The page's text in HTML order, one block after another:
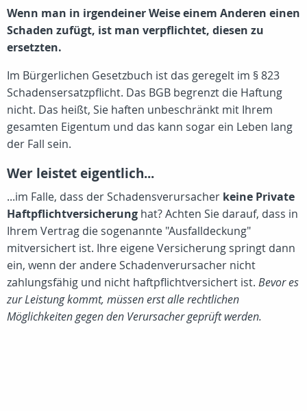
Wenn man in irgendeiner Weise einem Anderen einen
Schaden zufügt, ist man verpflichtet, diesen zu
ersetzten.
Im Bürgerlichen Gesetzbuch ist das geregelt im § 823
Schadensersatzpflicht. Das BGB begrenzt die Haftung
nicht. Das heißt, Sie haften unbeschränkt mit Ihrem
gesamten Eigentum und das kann sogar ein Leben lang
der Fall sein.
Wer leistet eigentlich...
...im Falle, dass der Schadensverursacher keine Private
Haftpflichtversicherung hat? Achten Sie darauf, dass in
Ihrem Vertrag die sogenannte "Ausfalldeckung"
mitversichert ist. Ihre eigene Versicherung springt dann
ein, wenn der andere Schadenverursacher nicht
zahlungsfähig und nicht haftpflichtversichert ist. Bevor es
zur Leistung kommt, müssen erst alle rechtlichen
Möglichkeiten gegen den Verursacher geprüft werden.